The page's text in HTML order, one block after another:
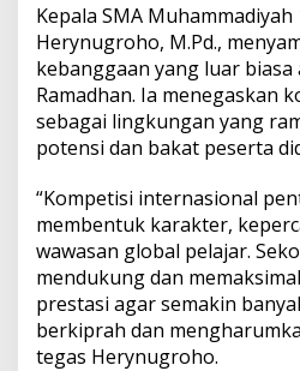
Kepala SMA Muhammadiyah
Herynugroho, M.Pd.,
kebanggaan yang luar biasa
Ramadhan. Ia menegaskan
sebagai lingkungan yang
potensi dan bakat peserta
“Kompetisi internasional
membentuk karakter,
wawasan global pelajar.
mendukung dan
prestasi agar semakin
berkiprah dan
tegas Herynugroho.